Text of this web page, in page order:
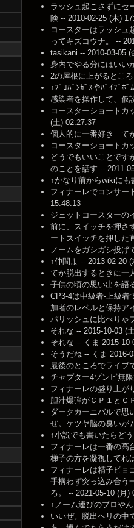
ラッシュ起こさずにセ
険 -- 2010-02-25 (木)
コースターはラッシュ
ってキズコウナ。 --
tasikani -- 2010-03-05 (
身内でやる分にはいい
2の屋根に上がるとこ
↑ﾌﾟﾛﾊﾟﾝｶﾞｽやﾊﾟｲﾌﾟﾎ
感染者を操作して、仮
コースターショートカ
(土) 02:27:37
個人的に一番好き て
コースターショート
どうでもいいことで
のことを話す -- 2011-
↑かなり前からwikiにも
フィナーレでコンサ
15:48:13
ジェットコースターの
前に、スイッチを押さ
ートスイッチを押した
ノームをガシガシ投げ
↑仲間よ -- 2013-02-20
てか脱出するときに一
子供の頃の思い出を語
CP3-4は中級者-上級者
加者のレベルと保持ア
パリッシュに比べりゃ
それな -- 2015-10-03 (
それな -- くま 2015-
そうだね -- くま 2016-
最後のところでライブ
チャプター4ゾンビ無
フィナーレの盛り上が
胆汁爆弾がＣＰ１とＣ
ダークカーニバルで思
ぜ。ケツヤ脇の臭いが
↑小説でも書いたらど
フィナーレは一番の高
梯子の方を凝視してれ
フィナーレは精子ピョ
手構わず突っ込み合う
ろ。 -- 2021-05-10 (月)
↑ノーム運びのプロや
いいぜ。脱出ヘリの中